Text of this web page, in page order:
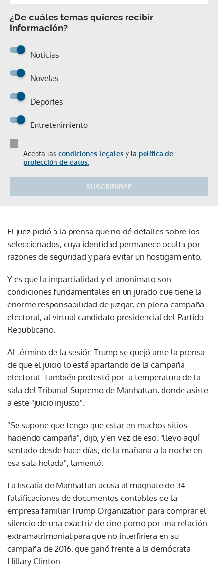
¿De cuáles temas quieres recibir
información?
Noticias
Novelas
Deportes
Entretenimiento
Acepta las condiciones legales y la política de
protección de datos.
SUSCRIBIRSE
El juez pidió a la prensa que no dé detalles sobre los
seleccionados, cuya identidad permanece oculta por
razones de seguridad y para evitar un hostigamiento.
Y es que la imparcialidad y el anonimato son
condiciones fundamentales en un jurado que tiene la
enorme responsabilidad de juzgar, en plena campaña
electoral, al virtual candidato presidencial del Partido
Republicano.
Al término de la sesión Trump se quejó ante la prensa
de que el juicio lo está apartando de la campaña
electoral. También protestó por la temperatura de la
sala del Tribunal Supremo de Manhattan, donde asiste
a este "juicio injusto".
"Se supone que tengo que estar en muchos sitios
haciendo campaña", dijo, y en vez de eso, "llevo aquí
sentado desde hace días, de la mañana a la noche en
esa sala helada", lamentó.
La fiscalía de Manhattan acusa al magnate de 34
falsificaciones de documentos contables de la
empresa familiar Trump Organization para comprar el
silencio de una exactriz de cine porno por una relación
extramatrimonial para que no interfiriera en su
campaña de 2016, que ganó frente a la demócrata
Hillary Clinton.